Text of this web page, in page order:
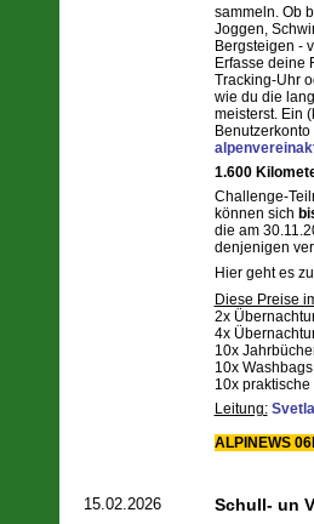
sammeln. Ob
Joggen,
Bergsteigen -
Erfasse deine
Tracking-Uhr
wie du die
meisterst. Ein
1.600
Challenge-
können sich
die am
denjenigen
Hier geht es
Diese Preise
2x
4x
10x
10x
10x
Leitung:
ALPINEWS
15.02.2026 Schull- un